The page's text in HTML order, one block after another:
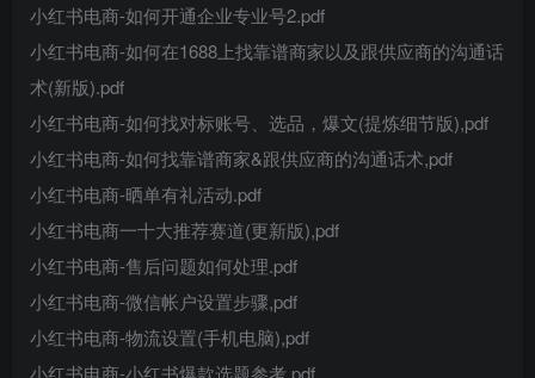
小红书电商-如何开通企业专业号2.pdf
小红书电商-如何在1688上找靠谱商家以及跟供应商的沟通话
术(新版).pdf
小红书电商-如何找对标账号、选品，爆文(提炼细节版),pdf
小红书电商-如何找靠谱商家&跟供应商的沟通话术,pdf
小红书电商-晒单有礼活动.pdf
小红书电商一十大推荐赛道(更新版),pdf
小红书电商-售后问题如何处理.pdf
小红书电商-微信帐户设置步骤,pdf
小红书电商-物流设置(手机电脑),pdf
小红书电商-小红书爆款选题参考,pdf